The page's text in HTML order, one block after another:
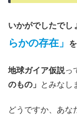
いかがでしたでし
らかの存在」
地球ガイア仮説っ
のもの」
とみなし
どうですか、あな